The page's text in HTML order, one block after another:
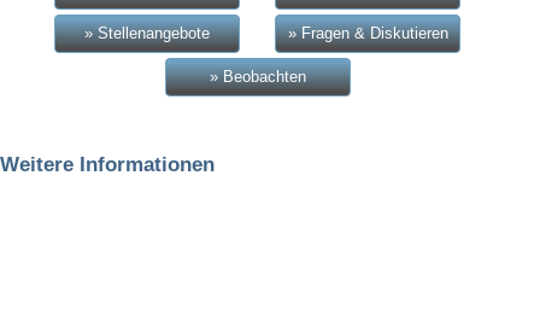
» Stellenangebote » Fragen & Diskutieren
» Beobachten
Weitere Informationen